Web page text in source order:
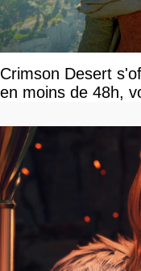
Crimson Desert
en moins de 48h,